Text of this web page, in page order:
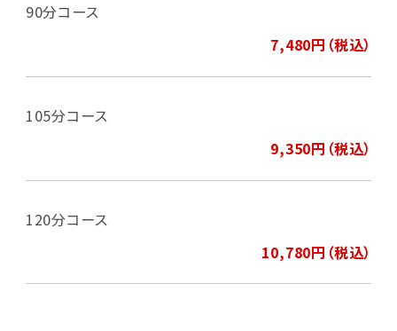
90分コース
7,480円（税込）
105分コース
9,350円（税込）
120分コース
10,780円（税込）